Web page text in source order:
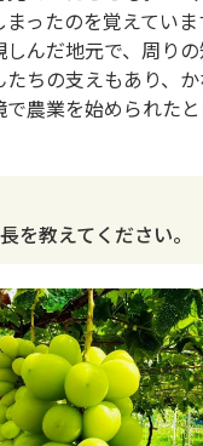
まったのを覚えていま
んだ地元で、周り
たちの支えもあり、
で農業を始められた
を教えてください。